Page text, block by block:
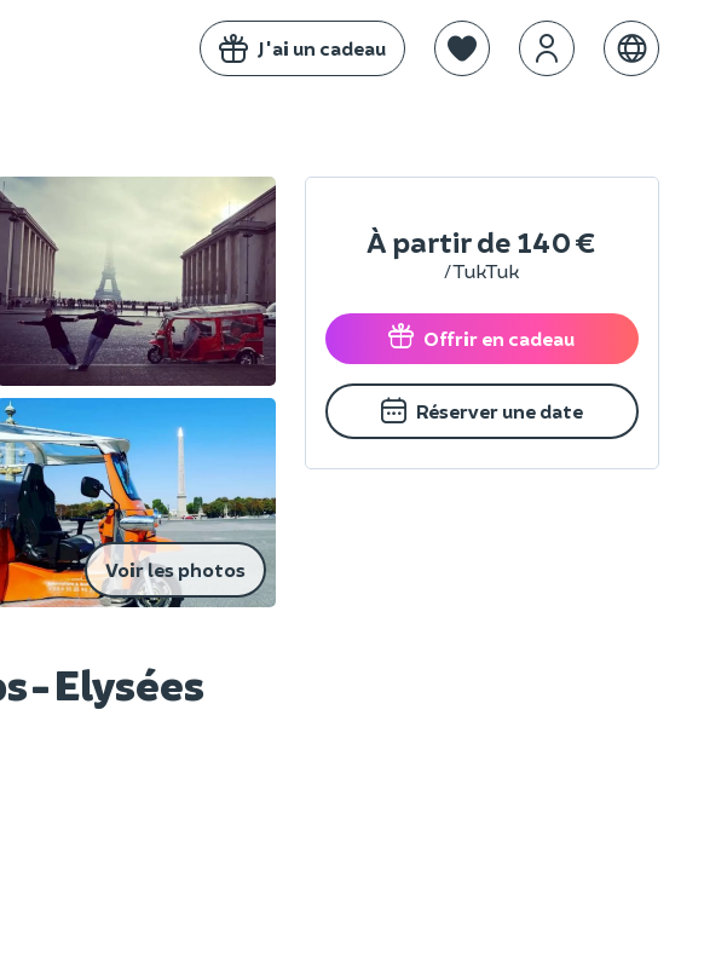
J'ai un cadeau
Voir les photos
Elysées
À partir de 140 €
/ TukTuk
Offrir en cadeau
Réserver une date